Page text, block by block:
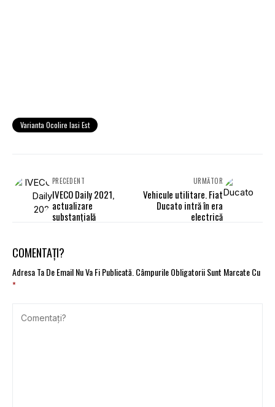
Varianta Ocolire Iasi Est
PRECEDENT
IVECO Daily 2021,
actualizare
substanțială
URMĂTOR
Vehicule utilitare. Fiat
Ducato intră în era
electrică
COMENTAȚI?
Adresa Ta De Email Nu Va Fi Publicată. Câmpurile Obligatorii Sunt Marcate Cu
*